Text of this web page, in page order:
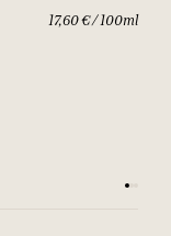
17,60 € / 100ml
Sehen